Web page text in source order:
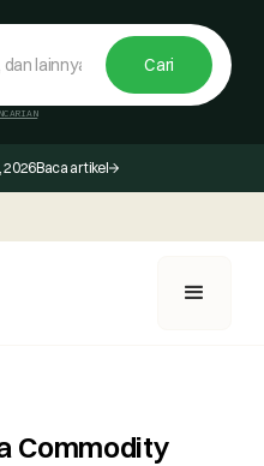
2026Baca artikel
Commodity